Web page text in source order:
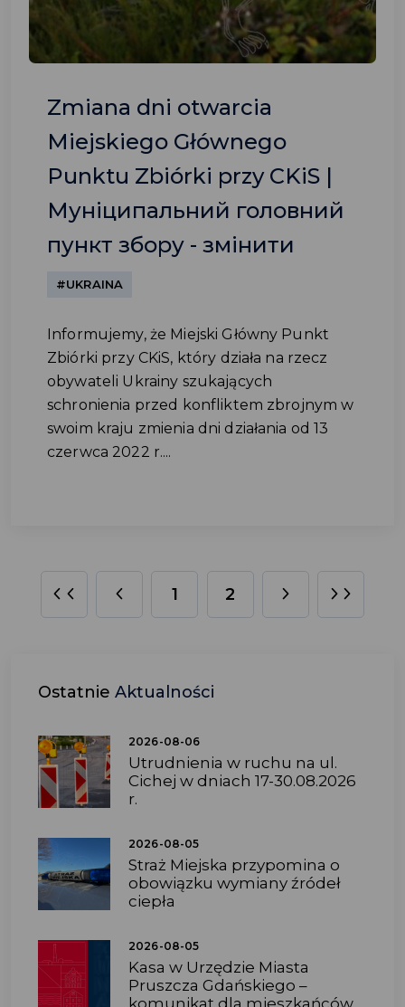
Zmiana dni otwarcia
Miejskiego Głównego
Punktu Zbiórki przy CKiS |
Муніципальний головний
пункт збору - змінити
#UKRAINA
Informujemy, że Miejski Główny Punkt
Zbiórki przy CKiS, który działa na rzecz
obywateli Ukrainy szukających
schronienia przed konfliktem zbrojnym w
swoim kraju zmienia dni działania od 13
czerwca 2022 r....
1 2
Ostatnie Aktualności
2026-08-06
Utrudnienia w ruchu na ul.
Cichej w dniach 17-30.08.2026
r.
2026-08-05
Straż Miejska przypomina o
obowiązku wymiany źródeł
ciepła
2026-08-05
Kasa w Urzędzie Miasta
Pruszcza Gdańskiego –
komunikat dla mieszkańców